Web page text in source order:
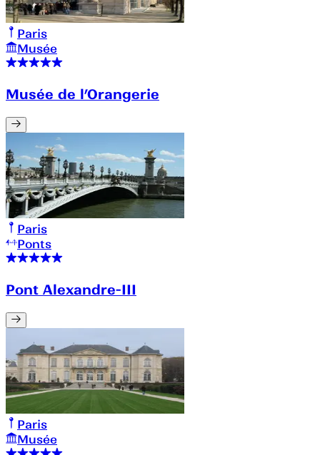
Paris
Musée
Musée de l’Orangerie
Paris
Ponts
Pont Alexandre-III
Paris
Musée